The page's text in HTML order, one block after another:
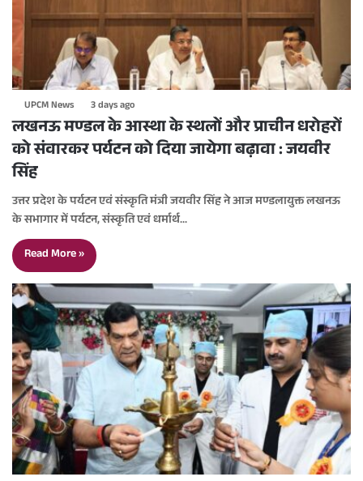
UPCM News 3 days ago
लखनऊ मण्डल के आस्था के स्थलों और प्राचीन धरोहरों
को संवारकर पर्यटन को दिया जायेगा बढ़ावा : जयवीर
सिंह
उत्तर प्रदेश के पर्यटन एवं संस्कृति मंत्री जयवीर सिंह ने आज मण्डलायुक्त लखनऊ
के सभागार में पर्यटन, संस्कृति एवं धर्मार्थ…
Read More »